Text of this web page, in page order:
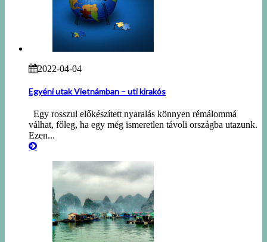
2022-04-04
Egyéni utak Vietnámban – uti kirakós
Egy rosszul előkészített nyaralás könnyen rémálommá
válhat, főleg, ha egy még ismeretlen távoli országba utazunk.
Ezen...